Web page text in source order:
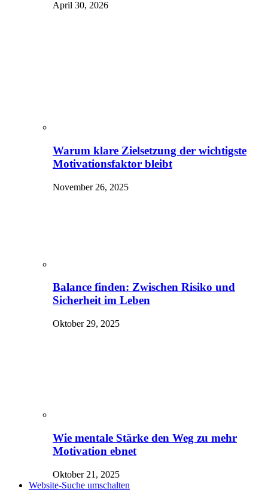
April 30, 2026
Warum klare Zielsetzung der wichtigste
Motivationsfaktor bleibt
November 26, 2025
Balance finden: Zwischen Risiko und
Sicherheit im Leben
Oktober 29, 2025
Wie mentale Stärke den Weg zu mehr
Motivation ebnet
Oktober 21, 2025
Website-Suche umschalten